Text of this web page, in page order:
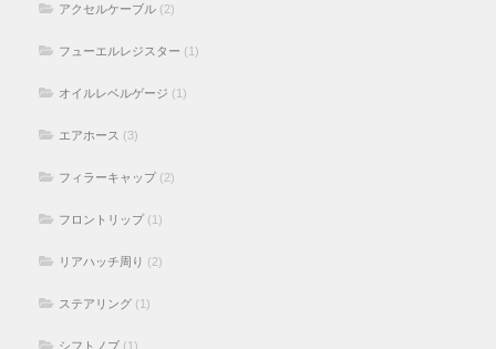
アクセルケーブル (2)
フューエルレジスター (1)
オイルレベルゲージ (1)
エアホース (3)
フィラーキャップ (2)
フロントリップ (1)
リアハッチ周り (2)
ステアリング (1)
シフトノブ (1)